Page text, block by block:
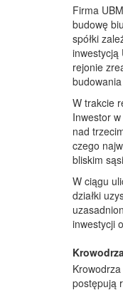
Firma
budowę
spółki
inwestycją
rejonie
W trakcie
Inwestor
nad
czego
bliskim
W ciągu
działki
inwestycji
postępują